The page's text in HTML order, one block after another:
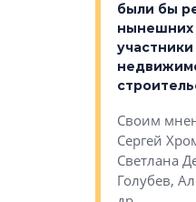
первичкой и
были бы
нынешних
Своим
Сергей
Светлана
Голубев,